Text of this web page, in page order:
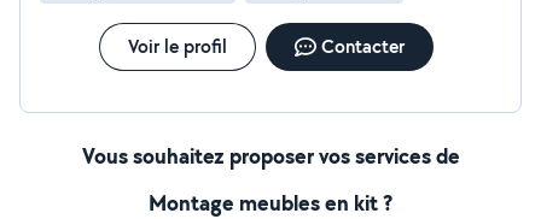
Voir le profil Contacter
Vous souhaitez proposer vos services de
Montage meubles en kit ?